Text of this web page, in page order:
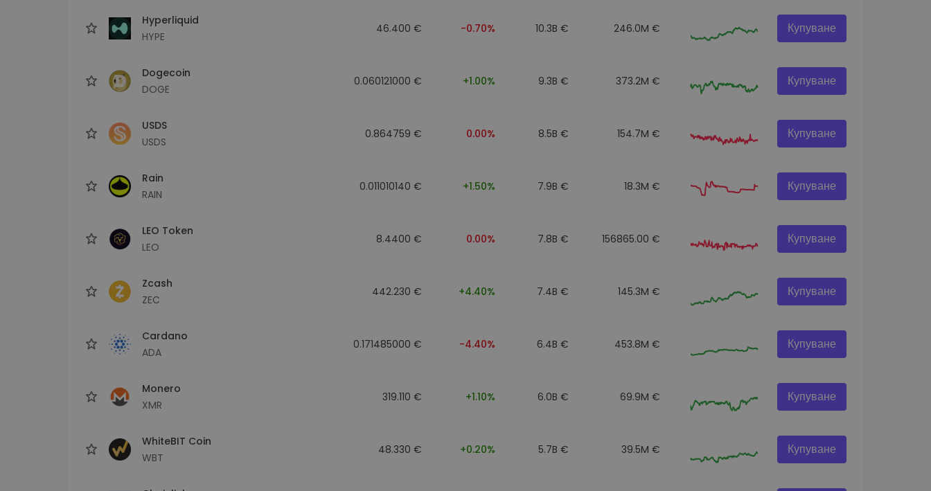
Hyperliquid
HYPE
46.400 € -0.70% 10.3B € 246.0M € Купуване
Dogecoin
DOGE
0.060121000 € +1.00% 9.3B € 373.2M € Купуване
USDS
USDS
0.864759 € 0.00% 8.5B € 154.7M € Купуване
Rain
RAIN
0.011010140 € +1.50% 7.9B € 18.3M € Купуване
LEO Token
LEO
8.4400 € 0.00% 7.8B € 156865.00 € Купуване
Zcash
ZEC
442.230 € +4.40% 7.4B € 145.3M € Купуване
Cardano
ADA
0.171485000 € -4.40% 6.4B € 453.8M € Купуване
Monero
XMR
319.110 € +1.10% 6.0B € 69.9M € Купуване
WhiteBIT Coin
WBT
48.330 € +0.20% 5.7B € 39.5M € Купуване